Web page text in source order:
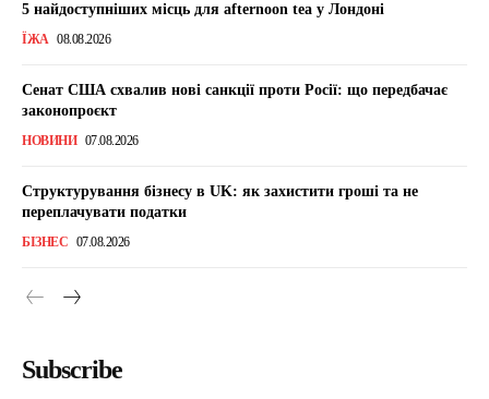
5 найдоступніших місць для afternoon tea у Лондоні
ЇЖА 08.08.2026
Сенат США схвалив нові санкції проти Росії: що передбачає
законопроєкт
НОВИНИ 07.08.2026
Структурування бізнесу в UK: як захистити гроші та не
переплачувати податки
БІЗНЕС 07.08.2026
Subscribe